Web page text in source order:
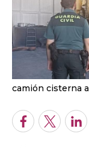
camión cisterna
Facebook
Twitter